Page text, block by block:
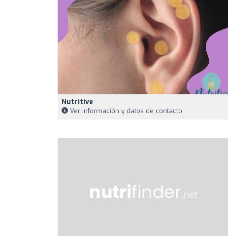
Nutritive
Ver información y datos de contacto